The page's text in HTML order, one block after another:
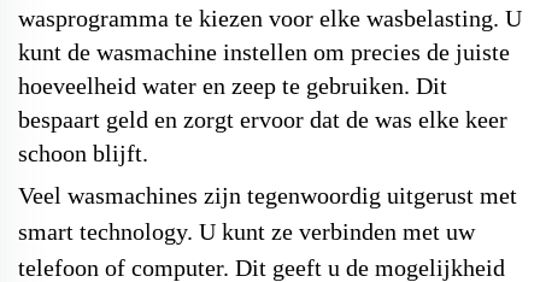
wasprogramma te kiezen voor elke wasbelasting. U
kunt de wasmachine instellen om precies de juiste
hoeveelheid water en zeep te gebruiken. Dit
bespaart geld en zorgt ervoor dat de was elke keer
schoon blijft.
Veel wasmachines zijn tegenwoordig uitgerust met
smart technology. U kunt ze verbinden met uw
telefoon of computer. Dit geeft u de mogelijkheid